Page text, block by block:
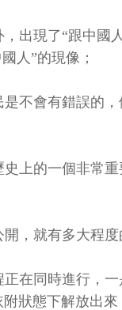
出現了“跟中國
人”的現像；
不會有錯誤的
上的一個非常
，就有多大程
在同時進行，
狀態下解放出